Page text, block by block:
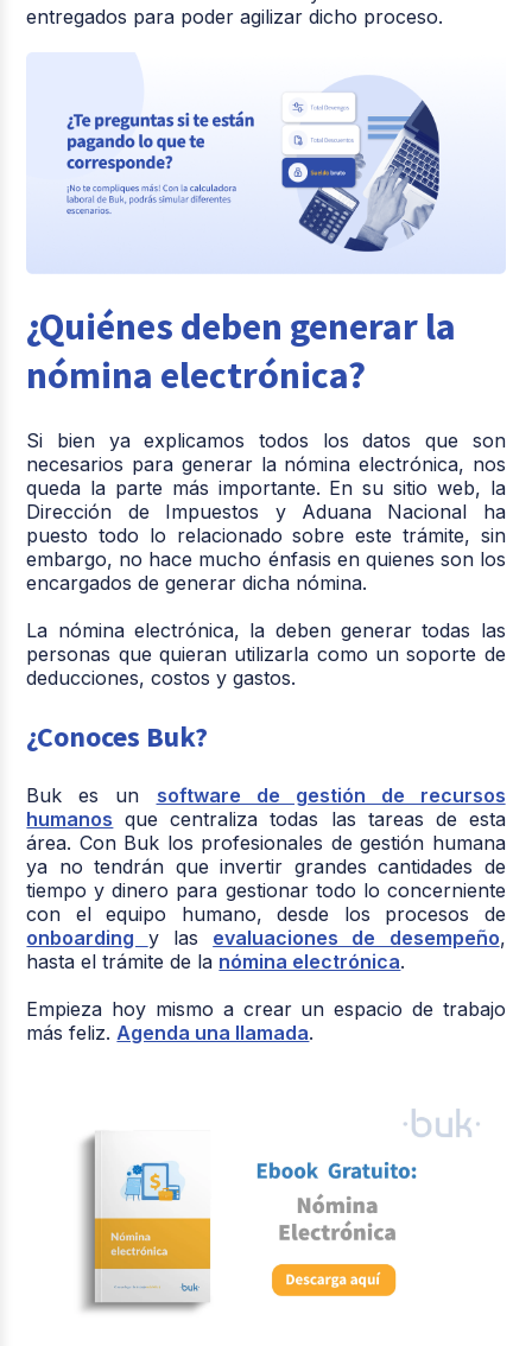
entregados para poder agilizar dicho proceso.
¿Quiénes deben generar la
nómina electrónica?
Si bien ya explicamos todos los datos que son
necesarios para generar la nómina electrónica, nos
queda la parte más importante. En su sitio web, la
Dirección de Impuestos y Aduana Nacional ha
puesto todo lo relacionado sobre este trámite, sin
embargo, no hace mucho énfasis en quienes son los
encargados de generar dicha nómina.
La nómina electrónica, la deben generar todas las
personas que quieran utilizarla como un soporte de
deducciones, costos y gastos.
¿Conoces Buk?
Buk es un software de gestión de recursos
humanos que centraliza todas las tareas de esta
área. Con Buk los profesionales de gestión humana
ya no tendrán que invertir grandes cantidades de
tiempo y dinero para gestionar todo lo concerniente
con el equipo humano, desde los procesos de
onboarding y las evaluaciones de desempeño,
hasta el trámite de la nómina electrónica.
Empieza hoy mismo a crear un espacio de trabajo
más feliz. Agenda una llamada.